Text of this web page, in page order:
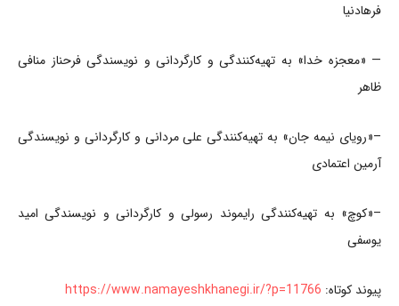
فرهادنیا
— «معجزه خدا» به تهیه‌کنندگی و کارگردانی و نویسندگی فرحناز منافی
ظاهر
–«رویای نیمه جان» به تهیه‌کنندگی علی مردانی و کارگردانی و نویسندگی
آرمین اعتمادی
–«کوچ» به تهیه‌کنندگی رایموند رسولی و کارگردانی و نویسندگی امید
یوسفی
پیوند کوتاه: https://www.namayeshkhanegi.ir/?p=11766